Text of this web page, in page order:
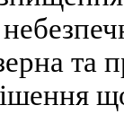
та